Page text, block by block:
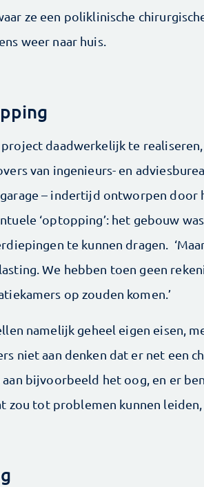
ze een poliklinische
weer naar huis.
daadwerkelijk te
van ingenieurs- en
– indertijd ontworpen door
‘optopping’: het gebouw
te kunnen dragen.
We hebben toen geen
op zouden komen.’
namelijk geheel eigen eisen,
niet aan denken dat er net een
bijvoorbeeld het oog, en er
zou tot problemen kunnen leiden,